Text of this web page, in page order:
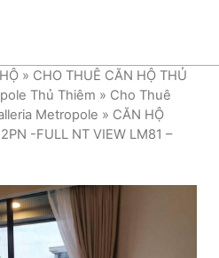
» CHO THUÊ CĂN HỘ THỦ
Thủ Thiêm » Cho Thuê
Metropole » CĂN HỘ
-FULL NT VIEW LM81 –